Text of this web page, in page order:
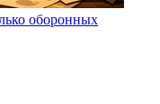
оборонных